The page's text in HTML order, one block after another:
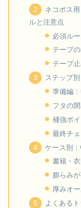
ネコポス
ルと注意点
必須ル
テープ
テープ
ステップ
準備編
フタの
補強ポ
最終チェ
ケース別
書籍・衣
膨らみ
厚みオ
よくある